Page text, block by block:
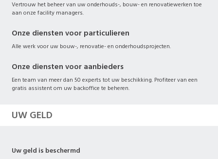
Vertrouw het beheer van uw onderhouds-, bouw- en renovatiewerken toe
aan onze facility managers.
Onze diensten voor particulieren
Alle werk voor uw bouw-, renovatie- en onderhoudsprojecten.
Onze diensten voor aanbieders
Een team van meer dan 50 experts tot uw beschikking. Profiteer van een
gratis assistent om uw backoffice te beheren.
UW GELD
Uw geld is beschermd